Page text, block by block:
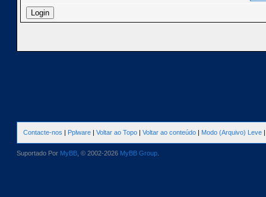
Contacte-nos | Pplware | Voltar ao Topo | Voltar ao conteúdo | Modo (Arquivo) Leve
Suportado Por MyBB , © 2002-2026 MyBB Group